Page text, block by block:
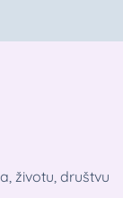
životu, društvu